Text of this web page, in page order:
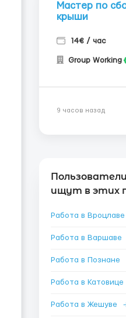
Мастер по
крыши
14€ / час
Group Working
9 часов назад
ищут в этих
Работа в Вроцлаве
Работа в Варшаве
Работа в Познане
Работа в Катовице
Работа в Жешуве